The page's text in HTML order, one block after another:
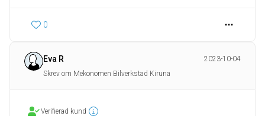
0
Eva R
2023-10-04
Skrev om Mekonomen Bilverkstad Kiruna
Verifierad kund